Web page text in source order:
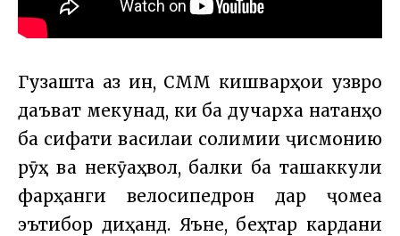
Гузашта аз ин, СММ кишварҳои узвро
даъват мекунад, ки ба дучарха натанҳо
ба сифати василаи солимии ҷисмонию
рӯҳӣ ва некӯаҳволӣ, балки ба ташаккули
фарҳанги велосипедронӣ дар ҷомеа
эътибор диҳанд. Яъне, беҳтар кардани